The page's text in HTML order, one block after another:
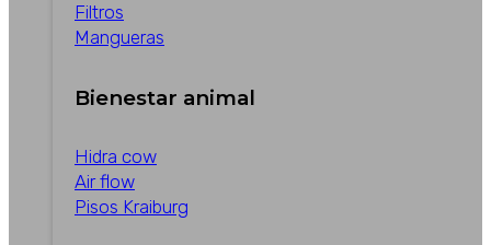
Filtros
Mangueras
Bienestar animal
Hidra cow
Air flow
Pisos Kraiburg